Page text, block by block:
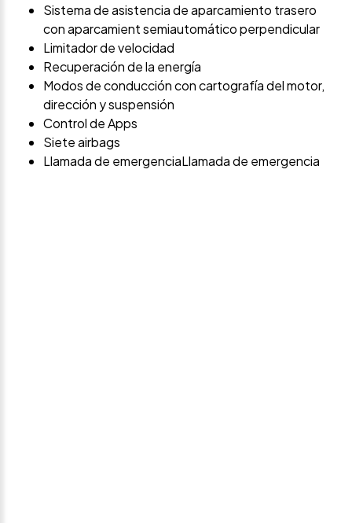
Sistema de asistencia de aparcamiento trasero
con aparcamient semiautomático perpendicular
Limitador de velocidad
Recuperación de la energía
Modos de conducción con cartografía del motor,
dirección y suspensión
Control de Apps
Siete airbags
Llamada de emergenciaLlamada de emergencia